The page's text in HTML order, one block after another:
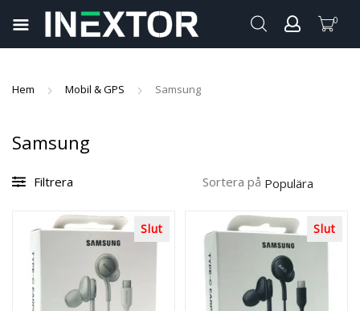
0
Hem Mobil & GPS Samsung
Samsung
Filtrera Sortera på
Slut Slut